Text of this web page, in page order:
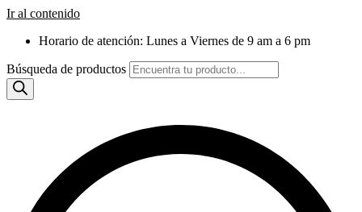
Ir al contenido
Horario de atención: Lunes a Viernes de 9 am a 6 pm
Búsqueda de productos